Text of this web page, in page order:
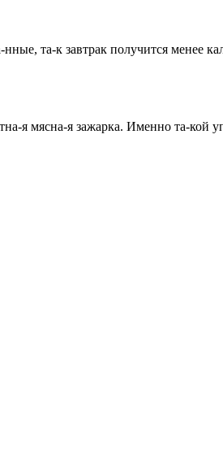
та-к завтрак получится менее
я мясна-я зажарка. Именно та-кой